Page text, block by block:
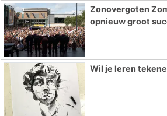
Zonovergoten
opnieuw groot
Wil je leren